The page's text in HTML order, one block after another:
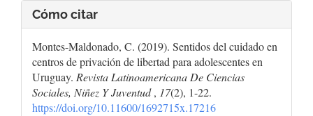
Cómo citar
Montes-Maldonado, C. (2019). Sentidos del cuidado en
centros de privación de libertad para adolescentes en
Uruguay. Revista Latinoamericana De Ciencias
Sociales, Niñez Y Juventud, 17(2), 1-22.
https://doi.org/10.11600/1692715x.17216